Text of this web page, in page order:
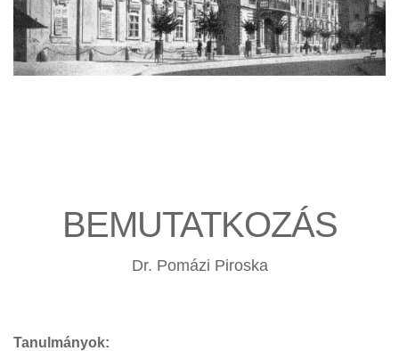
BEMUTATKOZÁS
Dr. Pomázi Piroska
Tanulmányok: